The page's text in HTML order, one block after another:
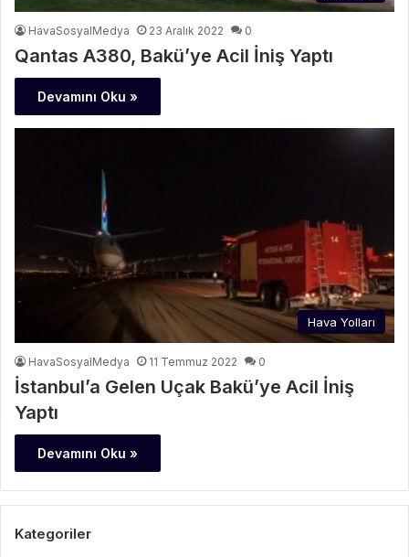
HavaSosyalMedya 23 Aralık 2022 0
Qantas A380, Bakü’ye Acil İniş Yaptı
Devamını Oku »
Hava Yolları
HavaSosyalMedya 11 Temmuz 2022 0
İstanbul’a Gelen Uçak Bakü’ye Acil İniş
Yaptı
Devamını Oku »
Kategoriler